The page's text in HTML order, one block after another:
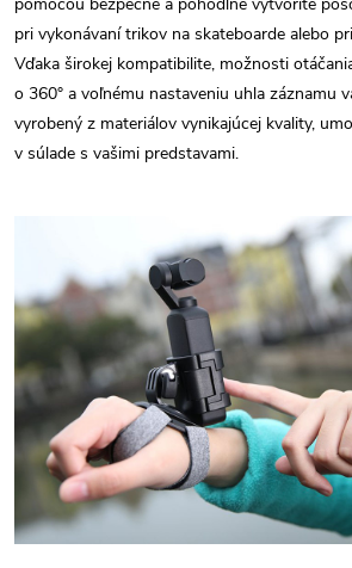
pri vykonávaní trikov na skateboarde alebo
Vďaka širokej kompatibilite, možnosti
o 360° a voľnému nastaveniu uhla záznamu
vyrobený z materiálov vynikajúcej kvality,
v súlade s vašimi predstavami.